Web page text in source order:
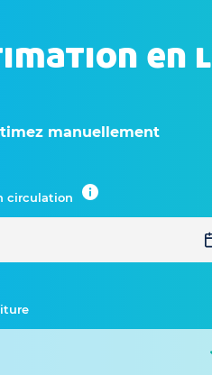
en
manuellement
circulation